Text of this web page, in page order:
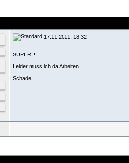
17.11.2011, 18:32
SUPER !!
Leider muss ich da Arbeiten
Schade